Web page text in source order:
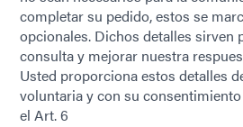
completar su pedido, estos se
opcionales. Dichos detalles sirven
consulta y mejorar nuestra
Usted proporciona estos detalles
voluntaria y con su
el Art. 6